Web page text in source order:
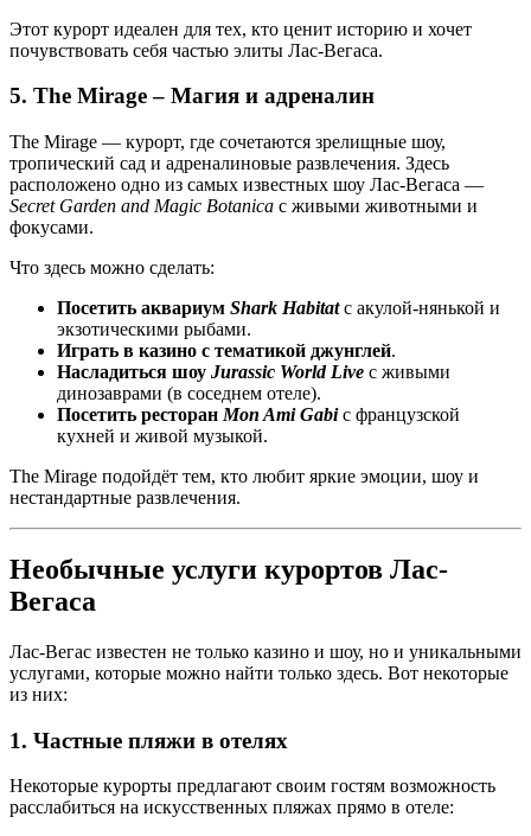
Этот курорт идеален для тех, кто ценит историю и хочет
почувствовать себя частью элиты Лас-Вегаса.
5. The Mirage – Магия и адреналин
The Mirage — курорт, где сочетаются зрелищные шоу,
тропический сад и адреналиновые развлечения. Здесь
расположено одно из самых известных шоу Лас-Вегаса —
Secret Garden and Magic Botanica с живыми животными и
фокусами.
Что здесь можно сделать:
Посетить аквариум Shark Habitatс акулой-нянькой и
экзотическими рыбами.
Играть в казино с тематикой джунглей.
Насладиться шоу Jurassic World Live с живыми
динозаврами (в соседнем отеле).
Посетить ресторан Mon Ami Gabiс французской
кухней и живой музыкой.
The Mirage подойдёт тем, кто любит яркие эмоции, шоу и
нестандартные развлечения.
Необычные услуги курортов Лас-
Вегаса
Лас-Вегас известен не только казино и шоу, но и уникальными
услугами, которые можно найти только здесь. Вот некоторые
из них:
1. Частные пляжи в отелях
Некоторые курорты предлагают своим гостям возможность
расслабиться на искусственных пляжах прямо в отеле: